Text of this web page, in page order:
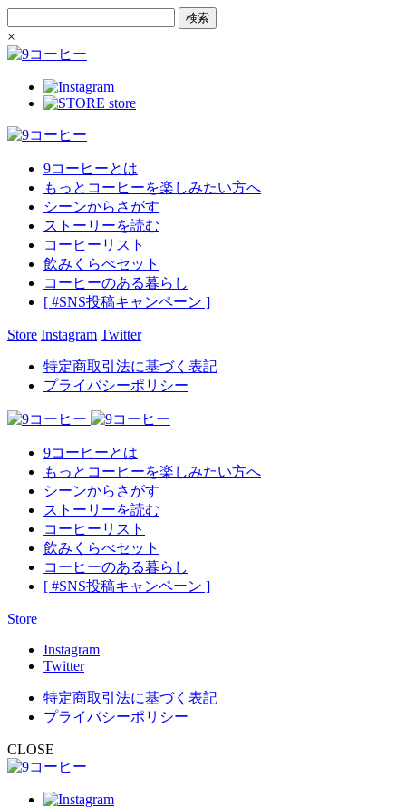
索:
×
store
9コーヒーとは
もっとコーヒーを楽しみたい方へ
シーンからさがす
ストーリーを読む
コーヒーリスト
飲みくらべセット
コーヒーのある暮らし
[ #SNS投稿キャンペーン ]
Store Instagram Twitter
特定商取引法に基づく表記
プライバシーポリシー
9コーヒーとは
もっとコーヒーを楽しみたい方へ
シーンからさがす
ストーリーを読む
コーヒーリスト
飲みくらべセット
コーヒーのある暮らし
[ #SNS投稿キャンペーン ]
Store
Instagram
Twitter
特定商取引法に基づく表記
プライバシーポリシー
CLOSE